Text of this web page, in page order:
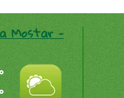
Mostar -